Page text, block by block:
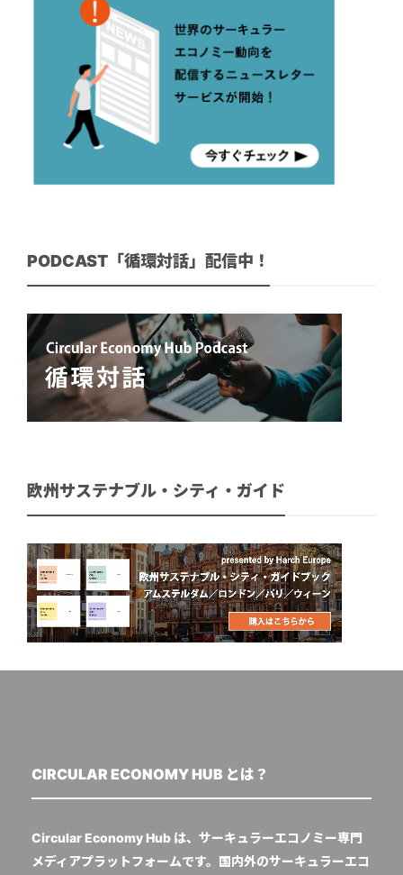
PODCAST「循環対話」配信中！
欧州サステナブル・シティ・ガイド
CIRCULAR ECONOMY HUB とは？
Circular Economy Hub は、サーキュラーエコノミー専門
メディアプラットフォームです。国内外のサーキュラーエコ